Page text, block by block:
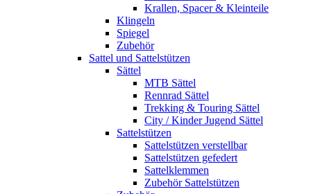
Krallen, Spacer & Kleinteile
Klingeln
Spiegel
Zubehör
Sattel und Sattelstützen
Sättel
MTB Sättel
Rennrad Sättel
Trekking & Touring Sättel
City / Kinder Jugend Sättel
Sattelstützen
Sattelstützen verstellbar
Sattelstützen gefedert
Sattelklemmen
Zubehör Sattelstützen